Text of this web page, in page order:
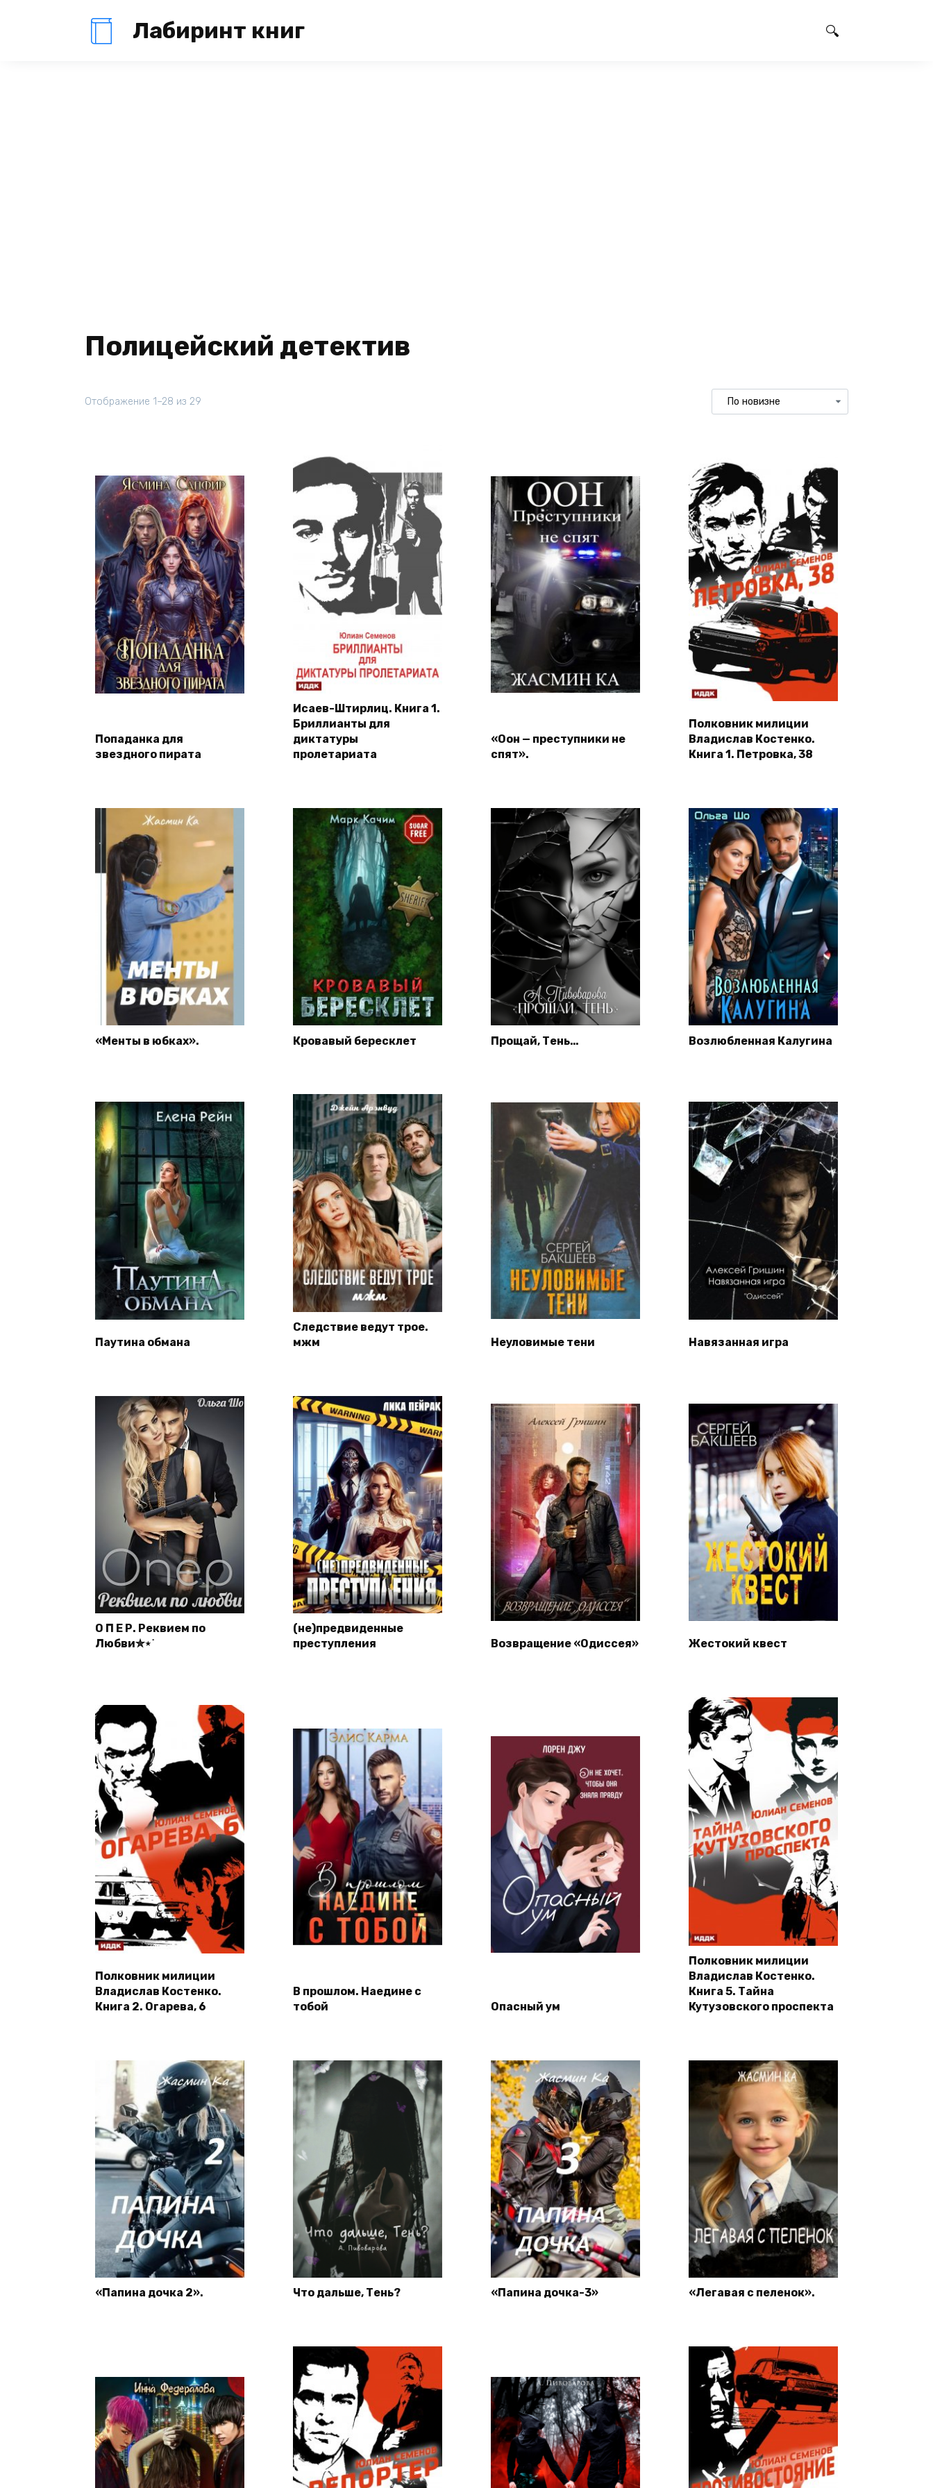
Лабиринт книг
Полицейский детектив
Отображение 1–28 из 29
Попаданка для
звездного пирата
Исаев-Штирлиц. Книга 1.
Бриллианты для
диктатуры
пролетариата
«Оон — преступники не
спят».
Полковник милиции
Владислав Костенко.
Книга 1. Петровка, 38
«Менты в юбках». Кровавый бересклет Прощай, Тень… Возлюбленная Калугина
Паутина обмана
Следствие ведут трое.
мжм
Неуловимые тени Навязанная игра
О П Е Р. Реквием по
Любви✮⋆˙
(не)предвиденные
преступления
Возвращение «Одиссея» Жестокий квест
Полковник милиции
Владислав Костенко.
Книга 2. Огарева, 6
В прошлом. Наедине с
тобой
Опасный ум
Полковник милиции
Владислав Костенко.
Книга 5. Тайна
Кутузовского проспекта
«Папина дочка 2». Что дальше, Тень? «Папина дочка-3» «Легавая с пеленок».